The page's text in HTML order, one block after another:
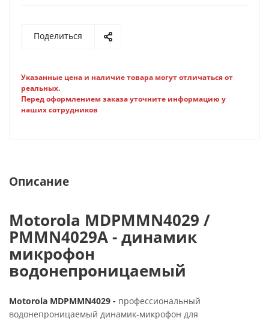
Поделиться
Указанные цена и наличие товара могут отличаться от
реальных.
Перед оформлением заказа уточните информацию у
наших сотрудников
Описание
Motorola MDPMMN4029 /
PMMN4029A - динамик
микрофон
водонепроницаемый
Motorola MDPMMN4029 - профессиональный
водонепроницаемый динамик-микрофон для